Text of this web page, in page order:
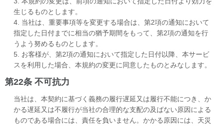
生じるものとします。
4. 当社は、重要事項等を変更する場合は、第2項の通知において
指定した日付までに相当の猶予期間をもって、第2項の通知を行
うよう努めるものとします。
5. お客様が、第2項の通知において指定した日付以降、本サービ
スを利用した場合、本規約の変更に同意したものとみなします。
第22条 不可抗力
当社は、本契約に基づく義務の履行遅延又は履行不能につき、か
かる遅延又は不履行が当社の合理的な支配の及ばない原因による
ものである場合には、責任を負いません。かかる原因には、天災